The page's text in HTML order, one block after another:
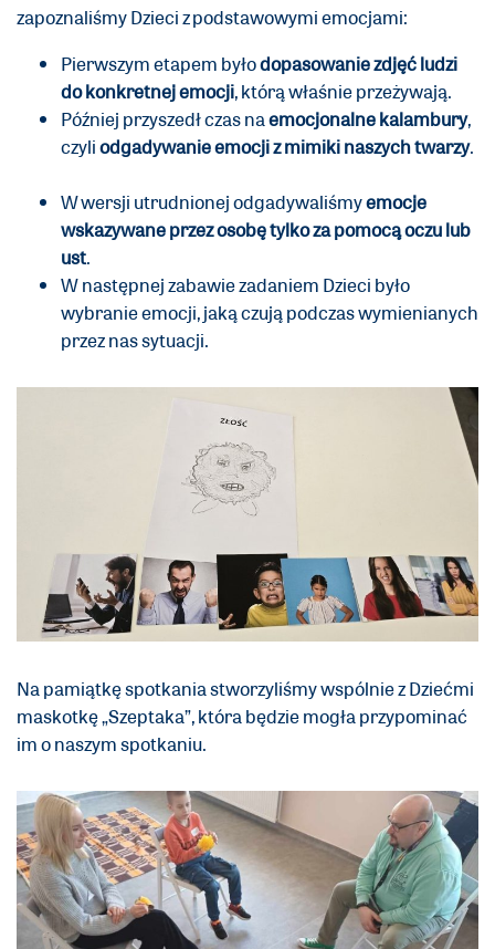
zapoznaliśmy Dzieci z podstawowymi emocjami:
Pierwszym etapem byłodopasowanie zdjęć ludzi
do konkretnej emocji, którą właśnie przeżywają.
Później przyszedł czas naemocjonalne kalambury,
czyliodgadywanie emocji z mimiki naszych twarzy.
W wersji utrudnionej odgadywaliśmyemocje
wskazywane przez osobę tylko za pomocą oczu lub
ust.
W następnej zabawie zadaniem Dzieci było
wybranie emocji, jaką czują podczas wymienianych
przez nas sytuacji.
Na pamiątkę spotkania stworzyliśmy wspólnie z Dziećmi
maskotkę „Szeptaka”, która będzie mogła przypominać
im o naszym spotkaniu.